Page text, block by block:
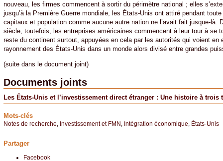
nouveau, les firmes commencent à sortir du périmètre national ; elles
jusqu’à la Première Guerre mondiale, les États-Unis ont attiré pendant
capitaux et population comme aucune autre nation ne l’avait fait jusque-là.
siècle, toutefois, les entreprises américaines commencent à leur tour à se
reste du continent surtout, appuyées en cela par les autorités qui voient en
rayonnement des États-Unis dans un monde alors divisé entre grandes
(suite dans le document joint)
Documents joints
Les États-Unis et l’investissement direct étranger : Une histoire à trois
Mots-clés
Notes de recherche Investissement et FMN Intégration économique États-Unis
Partager
Facebook